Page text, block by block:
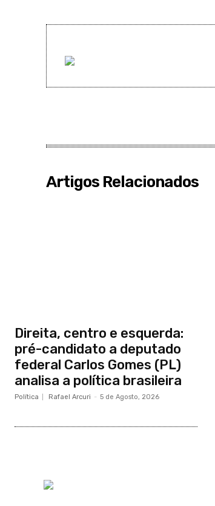
Artigos Relacionados
Direita, centro e esquerda:
pré-candidato a deputado
federal Carlos Gomes (PL)
analisa a política brasileira
Política Rafael Arcuri - 5 de Agosto, 2026